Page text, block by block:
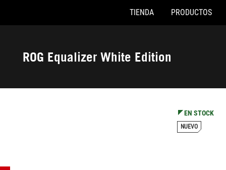
Accessibility links
TIENDA PRODUCTOS
ROG Equalizer White Edition
EN STOCK
NUEVO